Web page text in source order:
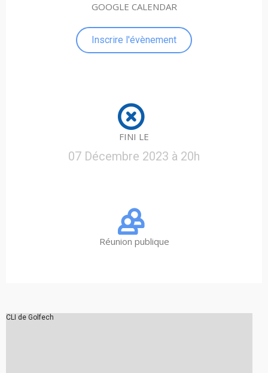
GOOGLE CALENDAR
Inscrire l'évènement
FINI LE
07 Décembre 2023 à 20h
Réunion publique
CLI de Golfech